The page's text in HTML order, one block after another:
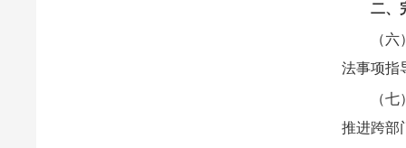
二、
（
法事项指
（
推进跨部